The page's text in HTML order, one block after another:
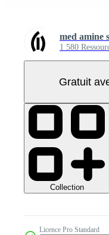
med amine
1 580
Gratuit
Collection
Licence Pro Standard